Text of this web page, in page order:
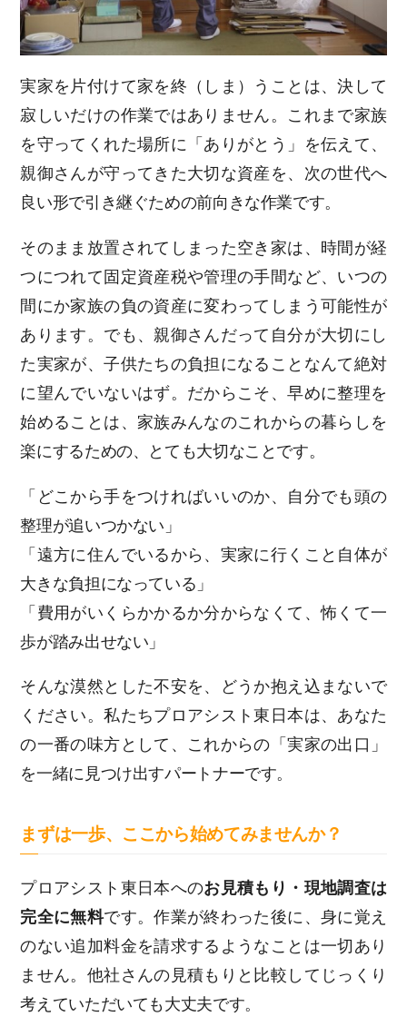
実家を片付けて家を終（しま）うことは、決して
寂しいだけの作業ではありません。これまで家族
を守ってくれた場所に「ありがとう」を伝えて、
親御さんが守ってきた大切な資産を、次の世代へ
良い形で引き継ぐための前向きな作業です。
そのまま放置されてしまった空き家は、時間が経
つにつれて固定資産税や管理の手間など、いつの
間にか家族の負の資産に変わってしまう可能性が
あります。でも、親御さんだって自分が大切にし
た実家が、子供たちの負担になることなんて絶対
に望んでいないはず。だからこそ、早めに整理を
始めることは、家族みんなのこれからの暮らしを
楽にするための、とても大切なことです。
「どこから手をつければいいのか、自分でも頭の
整理が追いつかない」
「遠方に住んでいるから、実家に行くこと自体が
大きな負担になっている」
「費用がいくらかかるか分からなくて、怖くて一
歩が踏み出せない」
そんな漠然とした不安を、どうか抱え込まないで
ください。私たちプロアシスト東日本は、あなた
の一番の味方として、これからの「実家の出口」
を一緒に見つけ出すパートナーです。
まずは一歩、ここから始めてみませんか？
プロアシスト東日本へのお見積もり・現地調査は
完全に無料です。作業が終わった後に、身に覚え
のない追加料金を請求するようなことは一切あり
ません。他社さんの見積もりと比較してじっくり
考えていただいても大丈夫です。